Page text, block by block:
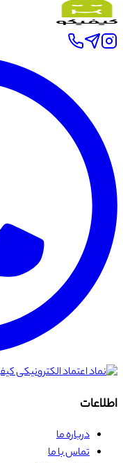
اطلاعات
درباره ما
تماس با ما